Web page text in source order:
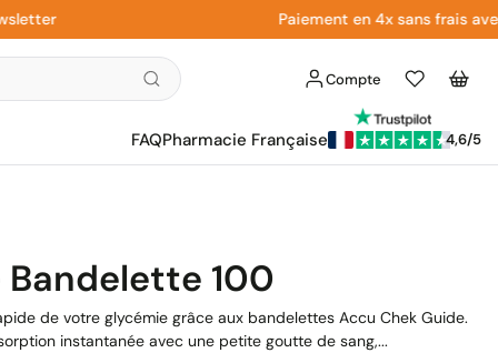
Paiement en 4x sans frais avec
Compte
Liste
d'envies
Panier
FAQPharmacie Française 4,6/5
100
de votre glycémie grâce aux bandelettes Accu Chek Guide.
instantanée avec une petite goutte de sang,...